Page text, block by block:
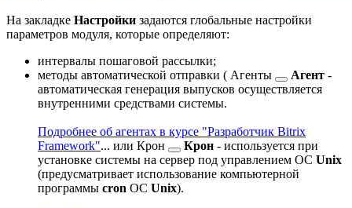
На закладке Настройки задаются глобальные настройки
параметров модуля, которые определяют:
интервалы пошаговой рассылки;
методы автоматической отправки ( Агенты Агент -
автоматическая генерация выпусков осуществляется
внутренними средствами системы.
Подробнее об агентах в курсе "Разработчик Bitrix
Framework"... или Крон Крон - используется при
установке системы на сервер под управлением ОС Unix
(предусматривает использование компьютерной
программы cron ОС Unix).